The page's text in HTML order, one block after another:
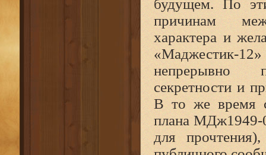
будущем. По
причинам
характера и
непрерывно
секретности и
В то же время
плана
для